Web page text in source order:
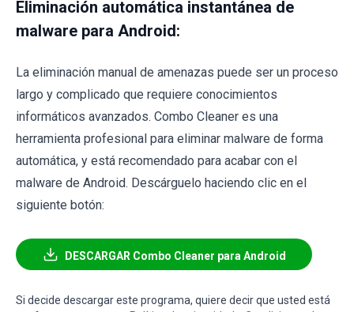
Eliminación automática instantánea de
malware para Android:
La eliminación manual de amenazas puede ser un proceso
largo y complicado que requiere conocimientos
informáticos avanzados. Combo Cleaner es una
herramienta profesional para eliminar malware de forma
automática, y está recomendado para acabar con el
malware de Android. Descárguelo haciendo clic en el
siguiente botón:
DESCARGAR Combo Cleaner para Android
Si decide descargar este programa, quiere decir que usted está